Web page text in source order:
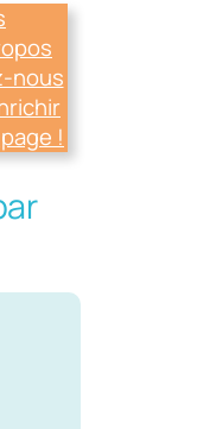
nous
!